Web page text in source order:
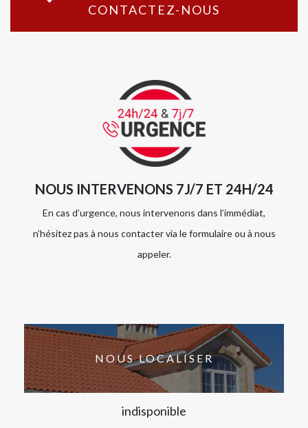
CONTACTEZ-NOUS
NOUS INTERVENONS 7J/7 ET 24H/24
En cas d’urgence, nous intervenons dans l’immédiat,
n’hésitez pas à nous contacter via le formulaire ou à nous
appeler.
NOUS LOCALISER
indisponible